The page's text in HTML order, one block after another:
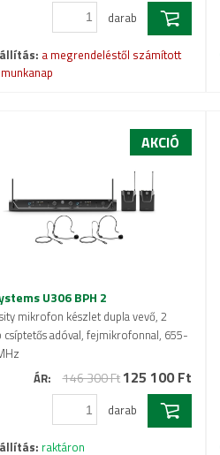
darab
a megrendeléstől számított
AKCIÓ
U306 BPH 2
mikrofon készlet dupla vevő, 2
csíptetős adóval, fejmikrofonnal, 655-
ÁR:
146 300 Ft 125 100 Ft
darab
raktáron